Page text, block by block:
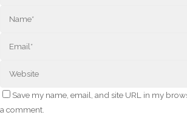
Save my name, email, and site URL in my
a comment.